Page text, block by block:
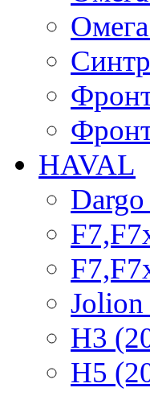
HAVAL
H3
H5